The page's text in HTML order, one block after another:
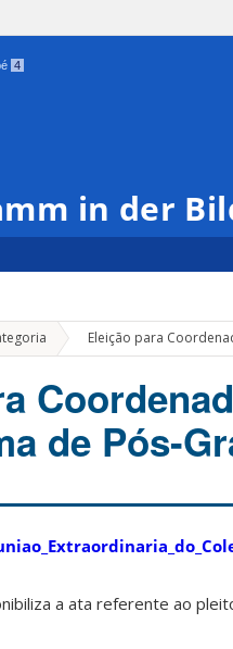
4
in der
» Eleição para
de Pós-
a ata referente ao